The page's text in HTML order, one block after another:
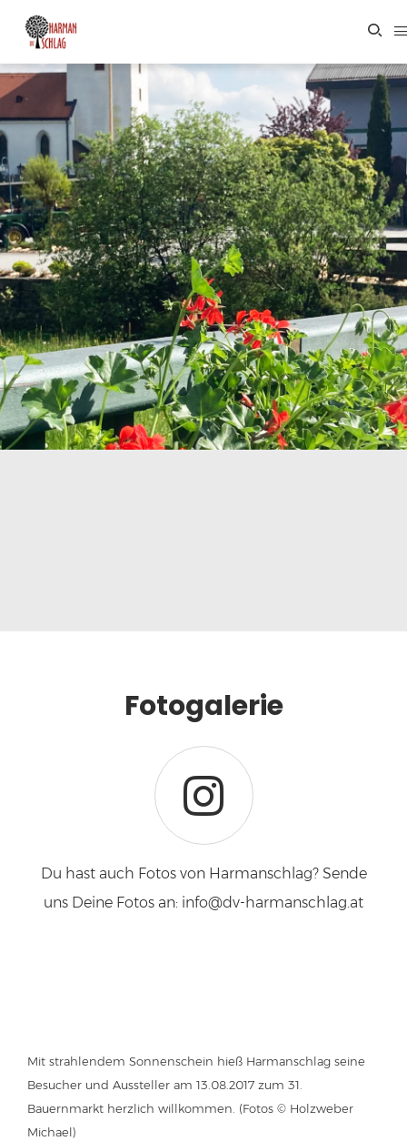
Fotogalerie
Du hast auch Fotos von Harmanschlag? Sende
uns Deine Fotos an: info@dv-harmanschlag.at
Mit strahlendem Sonnenschein hieß Harmanschlag seine
Besucher und Aussteller am 13.08.2017 zum 31.
Bauernmarkt herzlich willkommen. (Fotos © Holzweber
Michael)